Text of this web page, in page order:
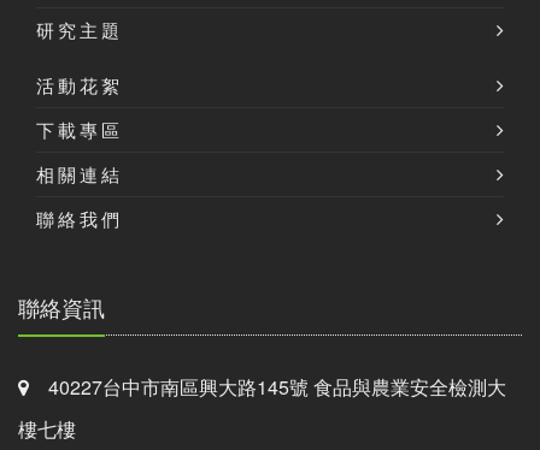
研究主題
活動花絮
下載專區
相關連結
聯絡我們
聯絡資訊
40227台中市南區興大路145號 食品與農業安全檢測大
樓七樓